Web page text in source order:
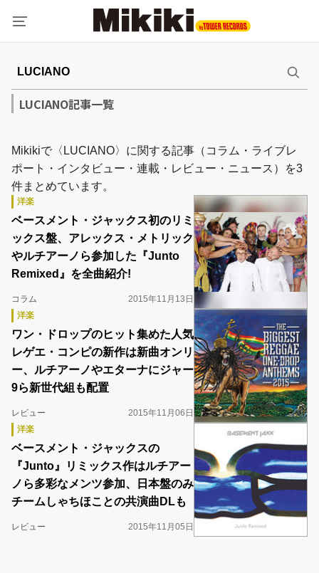
LUCIANO記事一覧
Mikikiで〈LUCIANO〉に関する記事（コラム・ライブレ
ポート・インタビュー・連載・レビュー・ニュース）を3
件まとめています。
洋楽
ベースメント・ジャックス初のリミ
ックス盤、アレックス・メトリック
やルチアーノら参加した『Junto
Remixed』を全曲紹介!
コラム
2015年11月13日
洋楽
ワン・ドロップのヒット集めた人気
レゲエ・コンピの新作は新曲オンリ
ー、ルチアーノやエターナにジャー
9ら新世代組も配置
レビュー
2015年11月06日
洋楽
ベースメント・ジャックスの
『Junto』リミックス作はルチアー
ノら多彩なメンツ参加、日本盤のみ
チームしゃちほことの共演曲DLも
レビュー 2015年11月05日